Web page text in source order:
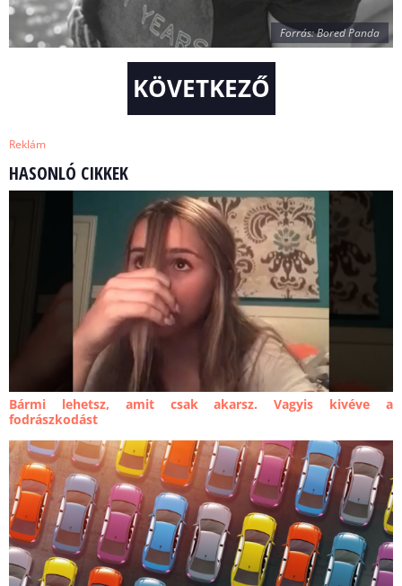
Forrás: Bored Panda
KÖVETKEZŐ
Reklám
HASONLÓ CIKKEK
Bármi lehetsz, amit csak akarsz. Vagyis kivéve a
fodrászkodást